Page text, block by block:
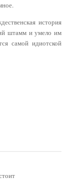
история
штамм и умело им
самой идиотской